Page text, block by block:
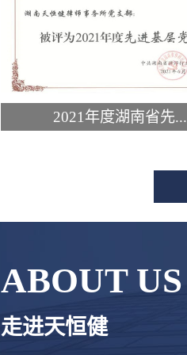
2021年度湖南省先...
ABOUT US
走进天恒健